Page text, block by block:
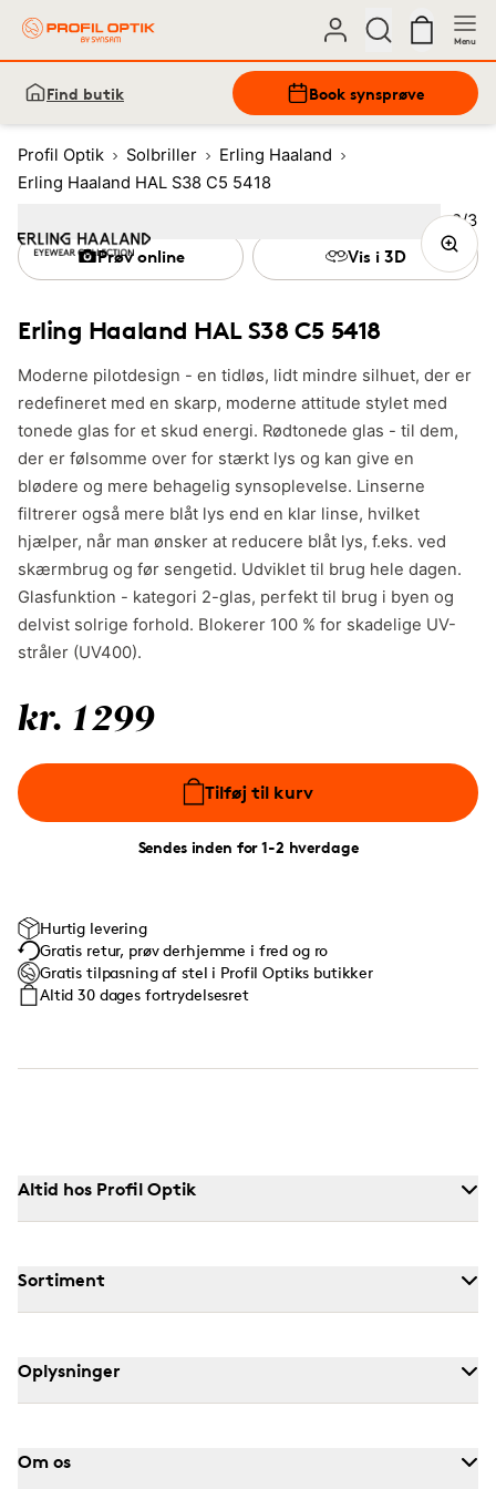
Menu
Find butik Book synsprøve
Profil Optik Solbriller
Erling Haaland
Erling Haaland HAL S38 C5 5418
Erling Haaland HAL S38 C5 5418
Moderne pilotdesign - en tidløs, lidt mindre silhuet, der er
redefineret med en skarp, moderne attitude stylet med
tonede glas for et skud energi. Rødtonede glas - til dem,
der er følsomme over for stærkt lys og kan give en
blødere og mere behagelig synsoplevelse. Linserne
filtrerer også mere blåt lys end en klar linse, hvilket
hjælper, når man ønsker at reducere blåt lys, f.eks. ved
skærmbrug og før sengetid. Udviklet til brug hele dagen.
Glasfunktion - kategori 2-glas, perfekt til brug i byen og
delvist solrige forhold. Blokerer 100 % for skadelige UV-
stråler (UV400).
kr. 1299
Tilføj til kurv
Sendes inden for 1-2 hverdage
Prøv online Vis i 3D
Hurtig levering
Gratis retur, prøv derhjemme i fred og ro
Gratis tilpasning af stel i Profil Optiks butikker
Altid 30 dages fortrydelsesret
2/3
Image1 3
Altid hos Profil Optik
Sortiment
Oplysninger
Om os